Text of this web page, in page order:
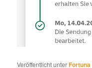
Veröffentlicht unterFortuna